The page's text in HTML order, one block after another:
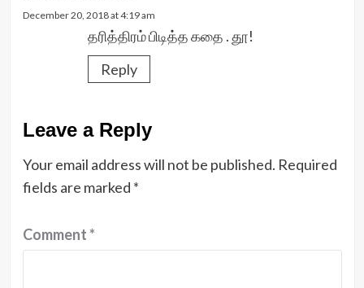
December 20, 2018 at 4:19 am
தரித்திரம் பிடித்த கதை . தூ!
Reply
Leave a Reply
Your email address will not be published. Required
fields are marked *
Comment*